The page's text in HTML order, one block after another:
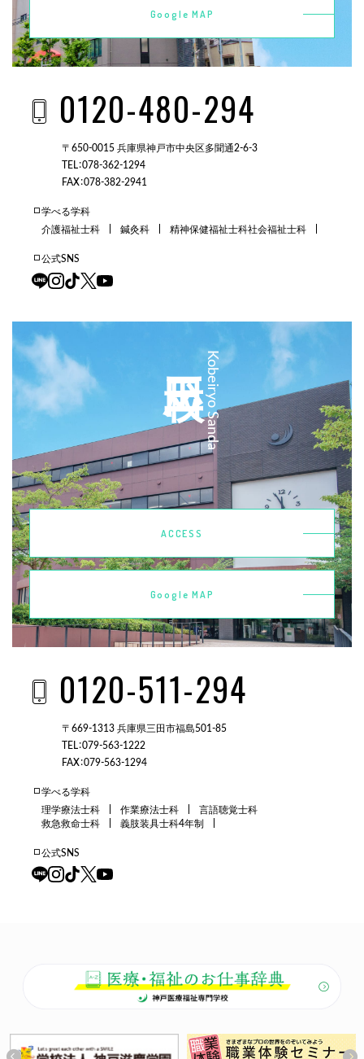
Google MAP
0120-480-294
〒650-0015 兵庫県神戸市中央区多聞通2-6-3
TEL：078-362-1294
FAX：078-382-2941
学べる学科
介護福祉士科
鍼灸科 精神保健福祉士科社会福祉士科
公式SNS
Kobeiryo Sanda
ACCESS
Google MAP
0120-511-294
〒669-1313 兵庫県三田市福島501-85
TEL：079-563-1222
FAX：079-563-1294
学べる学科
理学療法士科
作業療法士科
言語聴覚士科
救急救命士科
義肢装具士科4年制
公式SNS